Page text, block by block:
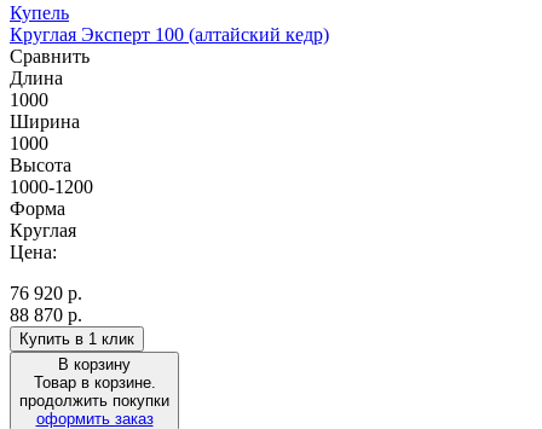
Купель
Круглая Эксперт 100 (алтайский кедр)
Сравнить
Длина
1000
Ширина
1000
Высота
1000-1200
Форма
Круглая
Цена:
76 920 р.
88 870 р.
Купить в 1 клик
В корзину
Товар в корзине.
продолжить покупки
оформить заказ